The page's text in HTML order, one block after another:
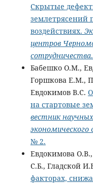
Скрытые
землетрясений
воздействиях.
центров
сотрудничества
Бабешко О.М.,
Горшкова Е.М.,
Евдокимов В.С.
на стартовые
вестник
экономического
№ 2.
Евдокимова
С.Б., Гладской
факторах,